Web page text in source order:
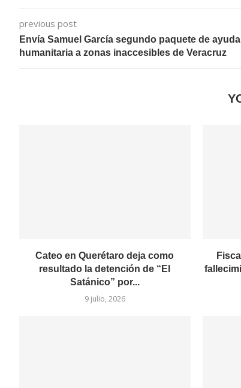
previous post
Envía Samuel García segundo paquete de ayuda
humanitaria a zonas inaccesibles de Veracruz
Cateo en Querétaro deja como
resultado la detención de “El
Satánico” por...
9 julio, 2026